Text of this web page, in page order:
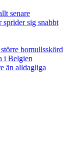
senare
sig snabbt
bomullsskörd
i Belgien
än alldagliga